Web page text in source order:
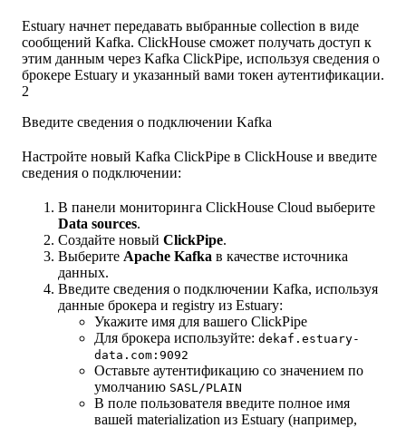
Estuary начнет передавать выбранные collection в виде
сообщений Kafka. ClickHouse сможет получать доступ к
этим данным через Kafka ClickPipe, используя сведения о
брокере Estuary и указанный вами токен аутентификации.
2
Введите сведения о подключении Kafka
Настройте новый Kafka ClickPipe в ClickHouse и введите
сведения о подключении:
В панели мониторинга ClickHouse Cloud выберите
Data sources.
Создайте новый ClickPipe.
Выберите Apache Kafka в качестве источника
данных.
Введите сведения о подключении Kafka, используя
данные брокера и registry из Estuary:
Укажите имя для вашего ClickPipe
Для брокера используйте: dekaf.estuary-
data.com:9092
Оставьте аутентификацию со значением по
умолчанию SASL/PLAIN
В поле пользователя введите полное имя
вашей materialization из Estuary (например,